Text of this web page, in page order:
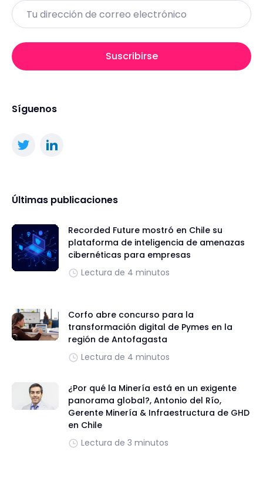
Email
Suscribirse
Síguenos
Últimas publicaciones
Recorded Future mostró en Chile su
plataforma de inteligencia de amenazas
cibernéticas para empresas
Lectura de 4 minutos
Corfo abre concurso para la
transformación digital de Pymes en la
región de Antofagasta
Lectura de 4 minutos
¿Por qué la Minería está en un exigente
panorama global?, Antonio del Río,
Gerente Minería & Infraestructura de GHD
en Chile
Lectura de 3 minutos